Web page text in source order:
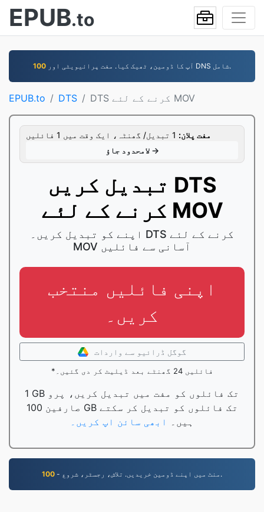
EPUB.to
100 آپ کا ڈومین، ٹھیک کیا. مفت پرائیویٹی اور DNS شامل.
EPUB.to DTS DTS کرنے کے لئے MOV
مفت پلان:
لامحدود جاؤ →
تبدیل کریں DTS
کرنے کے لئے MOV
اپنے کو تبدیل کریں۔ DTS کرنے کے لئے
MOV آسانی سے فائلیں
اپنی فائلیں منتخب
کریں۔
گوگل ڈرائیو سے واردات
*فائلیں 24 گھنٹے بعد ڈیلیٹ کر دی گئیں۔
1 GB تک فائلوں کو مفت میں تبدیل کریں، پرو
صارفین 100 GB تک فائلوں کو تبدیل کر سکتے
ہیں۔ ابھی سائن اپ کریں۔
100 - منٹ میں اپنے ڈومین خریدیں. تلاش، رجسٹر، شروع.